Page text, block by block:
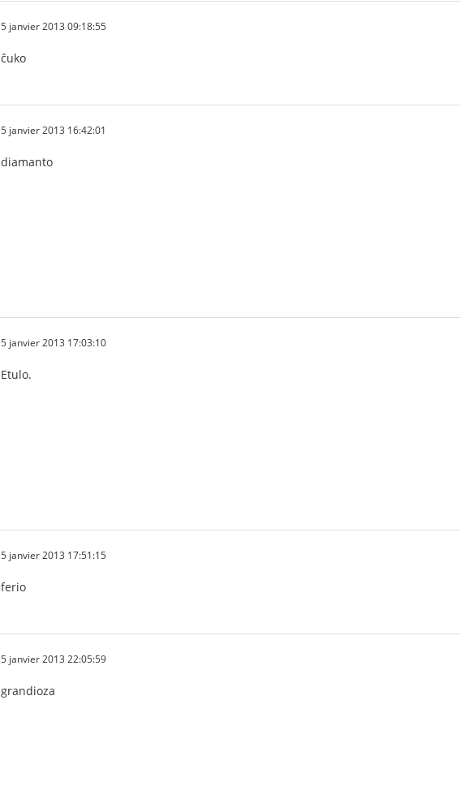
5 janvier 2013 09:18:55
ĉuko
5 janvier 2013 16:42:01
diamanto
5 janvier 2013 17:03:10
Etulo.
5 janvier 2013 17:51:15
ferio
5 janvier 2013 22:05:59
grandioza